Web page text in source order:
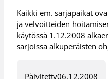
Kaikki em. sarjapaikat
ja velvoitteiden
käytössä 1.12.2008
sarjoissa alkuperäisten
Päivitetty06.12.2008